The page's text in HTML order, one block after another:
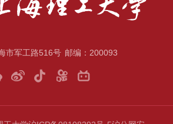
市军工路516号 邮编：200093